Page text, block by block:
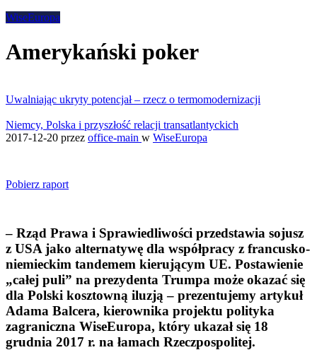
WiseEuropa
Amerykański poker
Uwalniając ukryty potencjał – rzecz o termomodernizacji
Niemcy, Polska i przyszłość relacji transatlantyckich
2017-12-20 przez office-main w WiseEuropa
Pobierz raport
– Rząd Prawa i Sprawiedliwości przedstawia sojusz
z USA jako alternatywę dla współpracy z francusko-
niemieckim tandemem kierującym UE. Postawienie
„całej puli” na prezydenta Trumpa może okazać się
dla Polski kosztowną iluzją – prezentujemy artykuł
Adama Balcera, kierownika projektu polityka
zagraniczna WiseEuropa, który ukazał się 18
grudnia 2017 r. na łamach Rzeczpospolitej.